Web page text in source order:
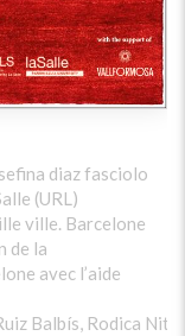
diaz fasciolo
(URL)
ville. Barcelone
de la
avec l’aide
Balbís, Rodica Nitu,